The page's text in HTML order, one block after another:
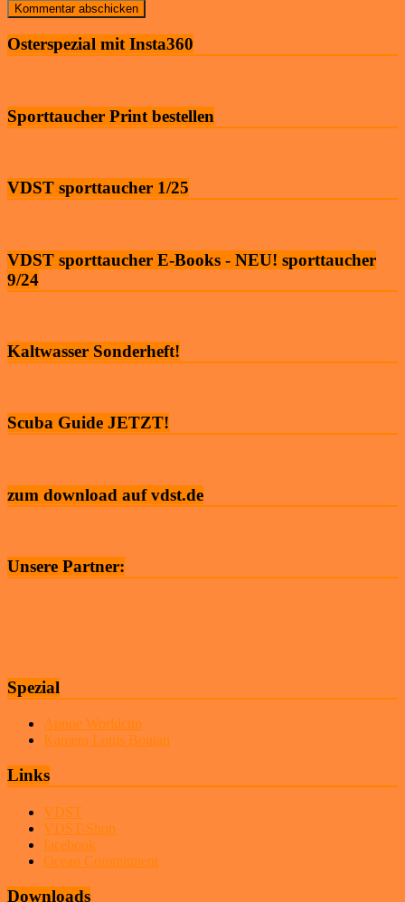
Osterspezial mit Insta360
Sporttaucher Print bestellen
VDST sporttaucher 1/25
VDST sporttaucher E-Books - NEU! sporttaucher
9/24
Kaltwasser Sonderheft!
Scuba Guide JETZT!
zum download auf vdst.de
Unsere Partner:
Spezial
Apnoe Worldcup
Kamera Louis Boutan
Links
VDST
VDST-Shop
facebook
Ocean Commitment
Downloads